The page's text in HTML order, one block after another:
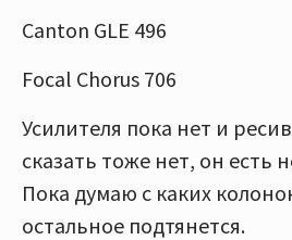
Canton GLE 496
Focal Chorus 706
Усилителя пока нет и
сказать тоже нет, он есть
Пока думаю с каких
остальное подтянется.